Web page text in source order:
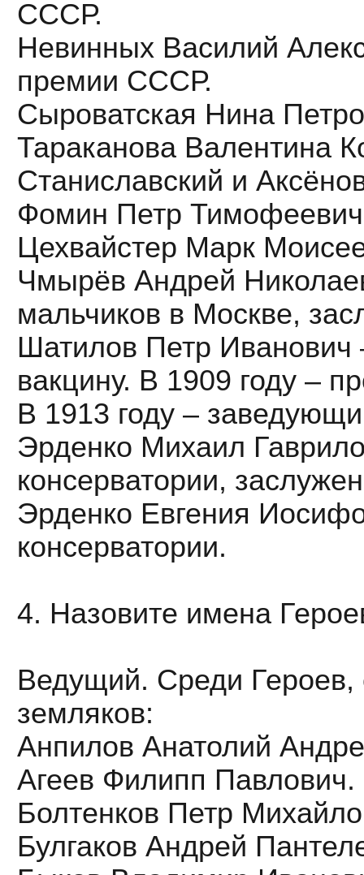
СССР.
Невинных Василий
премии СССР.
Сыроватская Нина
Тараканова Валентина
Станиславский и
Фомин Петр
Цехвайстер Марк
Чмырёв Андрей
мальчиков в Москве,
Шатилов Петр
вакцину. В 1909 году –
В 1913 году –
Эрденко Михаил
консерватории,
Эрденко Евгения
консерватории.
4. Назовите имена
Ведущий. Среди Героев,
земляков:
Анпилов Анатолий
Агеев Филипп Павлович.
Болтенков Петр
Булгаков Андрей